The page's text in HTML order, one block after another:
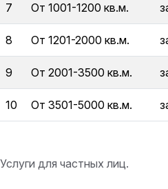
7 От 1001-1200 кв.м.
8 От 1201-2000 кв.м.
9 От 2001-3500 кв.м.
10 От 3501-5000 кв.м.
Услуги для частных лиц.